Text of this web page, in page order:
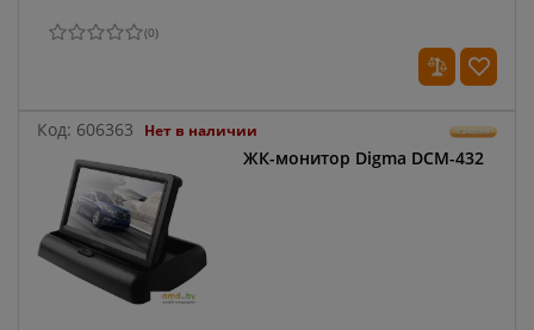
(0)
Код: 606363 Нет в наличии
ЖК-монитор Digma DCM-432